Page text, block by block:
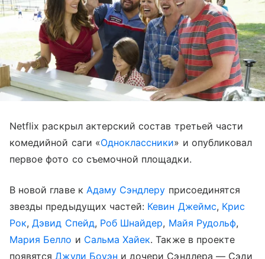
Netflix раскрыл актерский состав третьей части
комедийной саги «Одноклассники» и опубликовал
первое фото со съемочной площадки.
В новой главе к Адаму Сэндлеру присоединятся
звезды предыдущих частей: Кевин Джеймс, Крис
Рок,Дэвид Спейд, Роб Шнайдер, Майя Рудольф,
Мария Белло и Сальма Хайек. Также в проекте
появятсяДжули Боуэн и дочери Сэндлера — Сэди